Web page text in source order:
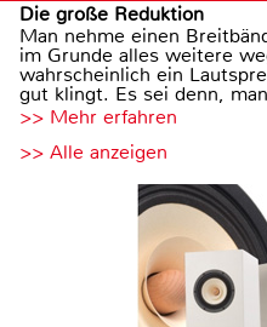
Die große Reduktion
Man nehme einen
im Grunde alles weitere
wahrscheinlich ein
gut klingt. Es sei denn,
>> Mehr erfahren
>> Alle anzeigen